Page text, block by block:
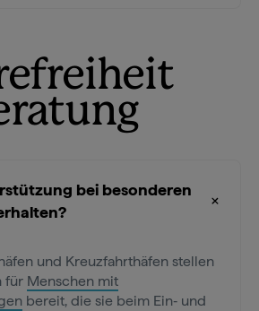
bei besonderen
und Kreuzfahrthäfen stellen
für Menschen mit
bereit, die sie beim Ein‑ und